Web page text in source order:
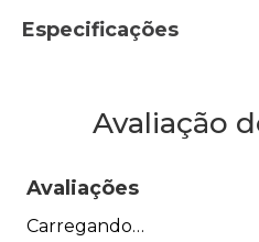
Especificações
Avaliação
Avaliações
Carregando…